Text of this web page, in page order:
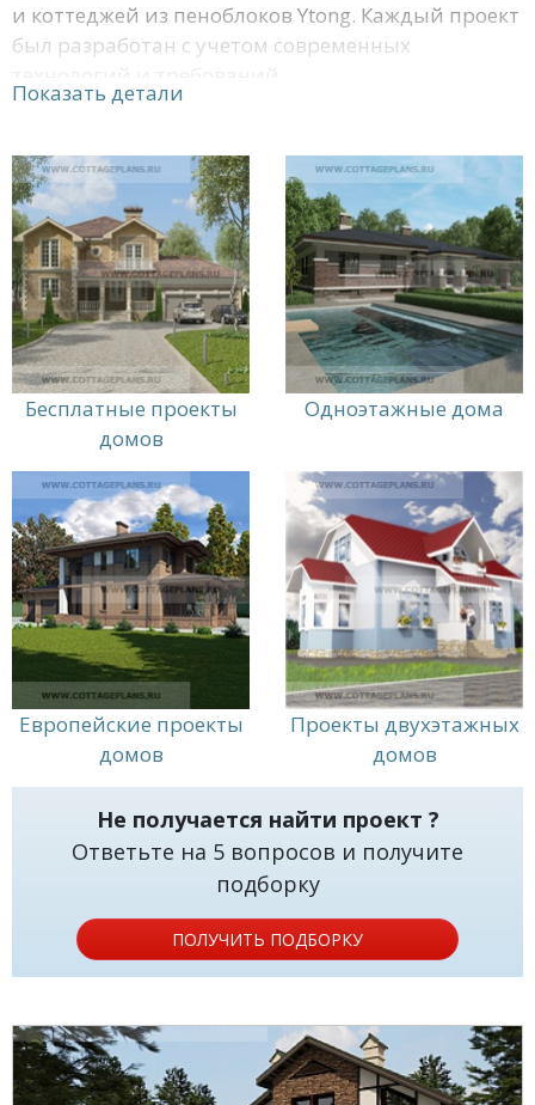
и коттеджей из пеноблоков Ytong. Каждый проект
был разработан с учетом современных
подойдет именно вам, а также предоставить
услуги по строительству и отделке вашего дома
или коттеджа.
Свяжитесь с нами, чтобы узнать больше о наших
проектах и услугах.
Показать детали
Бесплатные проекты
домов
Одноэтажные дома
Европейские проекты
домов
Проекты двухэтажных
домов
Не получается найти проект ?
Ответьте на 5 вопросов и получите
подборку
ПОЛУЧИТЬ ПОДБОРКУ